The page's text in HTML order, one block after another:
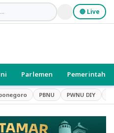
🔴 Live
Parlemen Pemerintah
PBNU PWNU DIY